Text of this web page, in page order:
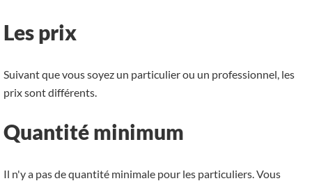
Les prix
Suivant que vous soyez un particulier ou un professionnel, les
prix sont différents.
Quantité minimum
Il n'y a pas de quantité minimale pour les particuliers. Vous